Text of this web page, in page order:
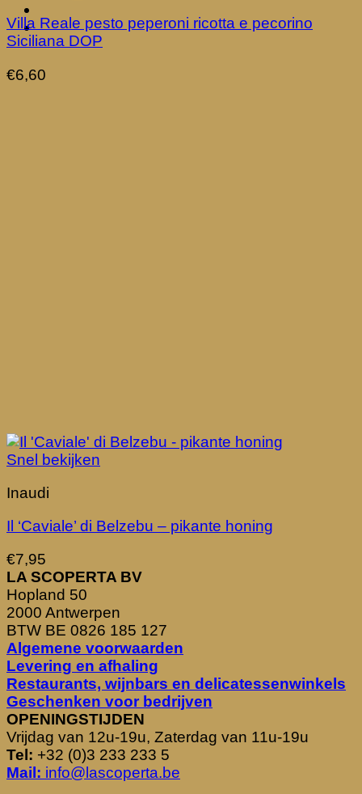
Villa Reale pesto peperoni ricotta e pecorino
Siciliana DOP
€6,60
Snel bekijken
Inaudi
Il ‘Caviale’ di Belzebu – pikante honing
€7,95
LA SCOPERTA BV
Hopland 50
2000 Antwerpen
BTW BE 0826 185 127
Algemene voorwaarden
Levering en afhaling
Restaurants, wijnbars en delicatessenwinkels
Geschenken voor bedrijven
OPENINGSTIJDEN
Vrijdag van 12u-19u, Zaterdag van 11u-19u
Tel: +32 (0)3 233 233 5
Mail: info@lascoperta.be